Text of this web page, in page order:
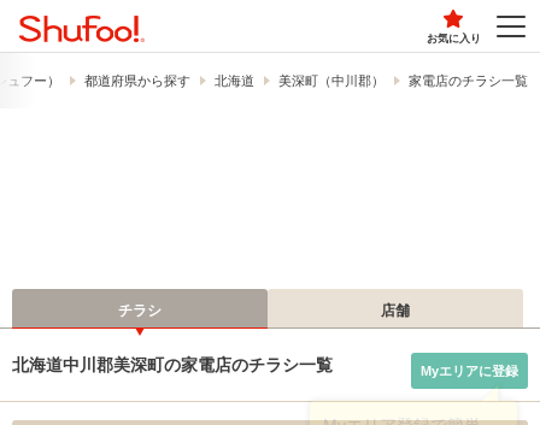
お気に入り
フー） 都道府県から探す 北海道 美深町（中川郡） 家電店のチラシ一覧
チラシ 店舗
北海道中川郡美深町の家電店のチラシ一覧 Myエリアに登録